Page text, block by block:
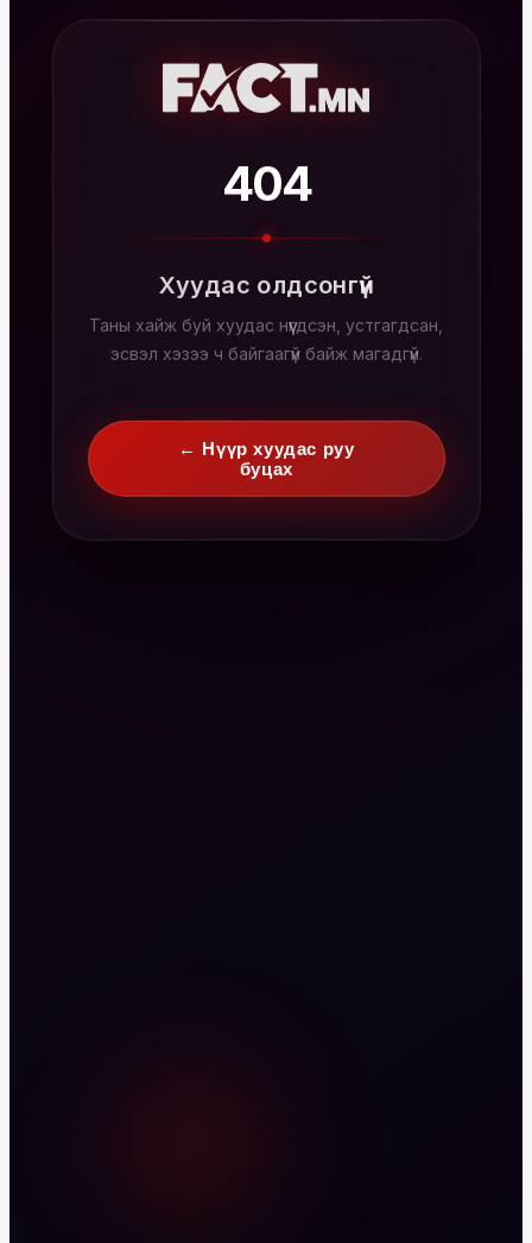
404
Хуудас олдсонгүй
Таны хайж буй хуудас нүүгдсэн, устгагдсан,
эсвэл хэзээ ч байгаагүй байж магадгүй.
← Нүүр хуудас руу
буцах